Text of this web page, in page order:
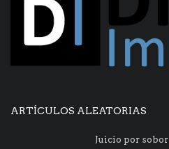
ARTÍCULOS ALEATORIAS
Juicio por